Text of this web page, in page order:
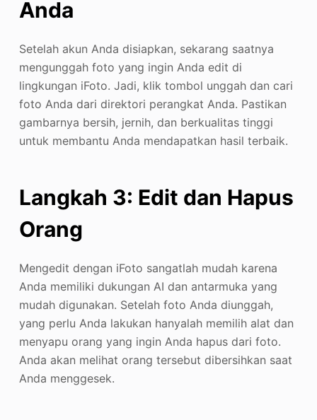
Anda
Setelah akun Anda disiapkan, sekarang saatnya
mengunggah foto yang ingin Anda edit di
lingkungan iFoto. Jadi, klik tombol unggah dan cari
foto Anda dari direktori perangkat Anda. Pastikan
gambarnya bersih, jernih, dan berkualitas tinggi
untuk membantu Anda mendapatkan hasil terbaik.
Langkah 3: Edit dan Hapus
Orang
Mengedit dengan iFoto sangatlah mudah karena
Anda memiliki dukungan AI dan antarmuka yang
mudah digunakan. Setelah foto Anda diunggah,
yang perlu Anda lakukan hanyalah memilih alat dan
menyapu orang yang ingin Anda hapus dari foto.
Anda akan melihat orang tersebut dibersihkan saat
Anda menggesek.